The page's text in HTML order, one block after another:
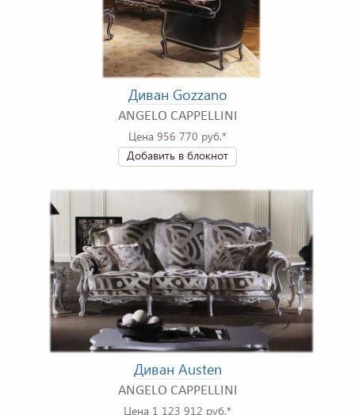
Диван Gozzano
ANGELO CAPPELLINI
Цена 956 770 руб.*
Добавить в блокнот
Диван Austen
ANGELO CAPPELLINI
Цена 1 123 912 руб.*